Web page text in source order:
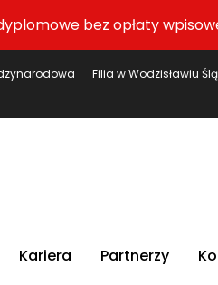
bez opłaty
Filia w Wodzisławiu
Kariera Partnerzy